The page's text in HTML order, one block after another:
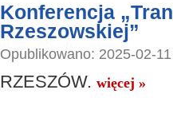
Konferencja
Rzeszowskiej”
Opublikowano: 2025-02-
RZESZÓW. więcej »